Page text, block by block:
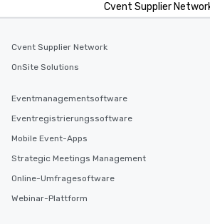
Cvent Supplier
Cvent Supplier Network
OnSite Solutions
Eventmanagementsoftware
Eventregistrierungssoftware
Mobile Event-Apps
Strategic Meetings Management
Online-Umfragesoftware
Webinar-Plattform